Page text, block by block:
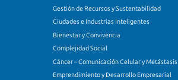
Gestión de Recursos y Sustentabilidad
Ciudades e Industrias Inteligentes
Bienestar y Convivencia
Complejidad Social
Cáncer – Comunicación Celular y Metástasis
Emprendimiento y Desarrollo Empresarial